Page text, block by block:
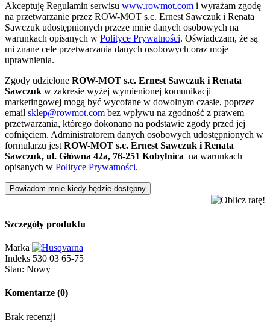
Akceptuję Regulamin serwisu www.rowmot.com i wyrażam zgodę
na przetwarzanie przez ROW-MOT s.c. Ernest Sawczuk i Renata
Sawczuk udostępnionych przeze mnie danych osobowych na
warunkach opisanych w Polityce Prywatności. Oświadczam, że są
mi znane cele przetwarzania danych osobowych oraz moje
uprawnienia.
Zgody udzielone ROW-MOT s.c. Ernest Sawczuk i Renata
Sawczuk w zakresie wyżej wymienionej komunikacji
marketingowej mogą być wycofane w dowolnym czasie, poprzez
email sklep@rowmot.com bez wpływu na zgodność z prawem
przetwarzania, którego dokonano na podstawie zgody przed jej
cofnięciem. Administratorem danych osobowych udostępnionych w
formularzu jestROW-MOT s.c. Ernest Sawczuk i Renata
Sawczuk, ul. Główna 42a, 76-251 Kobylnica na warunkach
opisanych w Polityce Prywatności.
Powiadom mnie kiedy będzie dostępny
Szczegóły produktu
Marka
Indeks 530 03 65-75
Stan: Nowy
Komentarze (0)
Brak recenzji